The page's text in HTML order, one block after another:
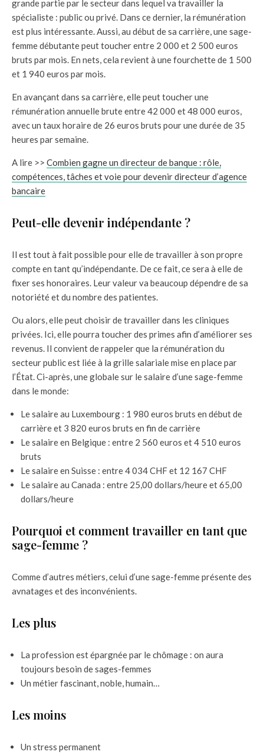
grande partie par le secteur dans lequel va travailler la
spécialiste : public ou privé. Dans ce dernier, la rémunération
est plus intéressante. Aussi, au début de sa carrière, une sage-
femme débutante peut toucher entre 2 000 et 2 500 euros
bruts par mois. En nets, cela revient à une fourchette de 1 500
et 1 940 euros par mois.
En avançant dans sa carrière, elle peut toucher une
rémunération annuelle brute entre 42 000 et 48 000 euros,
avec un taux horaire de 26 euros bruts pour une durée de 35
heures par semaine.
A lire >> Combien gagne un directeur de banque : rôle,
compétences, tâches et voie pour devenir directeur d’agence
bancaire
Peut-elle devenir indépendante ?
Il est tout à fait possible pour elle de travailler à son propre
compte en tant qu’indépendante. De ce fait, ce sera à elle de
fixer ses honoraires. Leur valeur va beaucoup dépendre de sa
notoriété et du nombre des patientes.
Ou alors, elle peut choisir de travailler dans les cliniques
privées. Ici, elle pourra toucher des primes afin d’améliorer ses
revenus. Il convient de rappeler que la rémunération du
secteur public est liée à la grille salariale mise en place par
l’État. Ci-après, une globale sur le salaire d’une sage-femme
dans le monde:
Le salaire au Luxembourg : 1 980 euros bruts en début de
carrière et 3 820 euros bruts en fin de carrière
Le salaire en Belgique : entre 2 560 euros et 4 510 euros
bruts
Le salaire en Suisse : entre 4 034 CHF et 12 167 CHF
Le salaire au Canada : entre 25,00 dollars/heure et 65,00
dollars/heure
Pourquoi et comment travailler en tant que
sage-femme ?
Comme d’autres métiers, celui d’une sage-femme présente des
avnatages et des inconvénients.
Les plus
La profession est épargnée par le chômage : on aura
toujours besoin de sages-femmes
Un métier fascinant, noble, humain…
Les moins
Un stress permanent